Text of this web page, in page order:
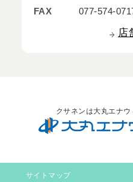
FAX
077-574-
店
クサネンは大丸エナ
サイトマップ